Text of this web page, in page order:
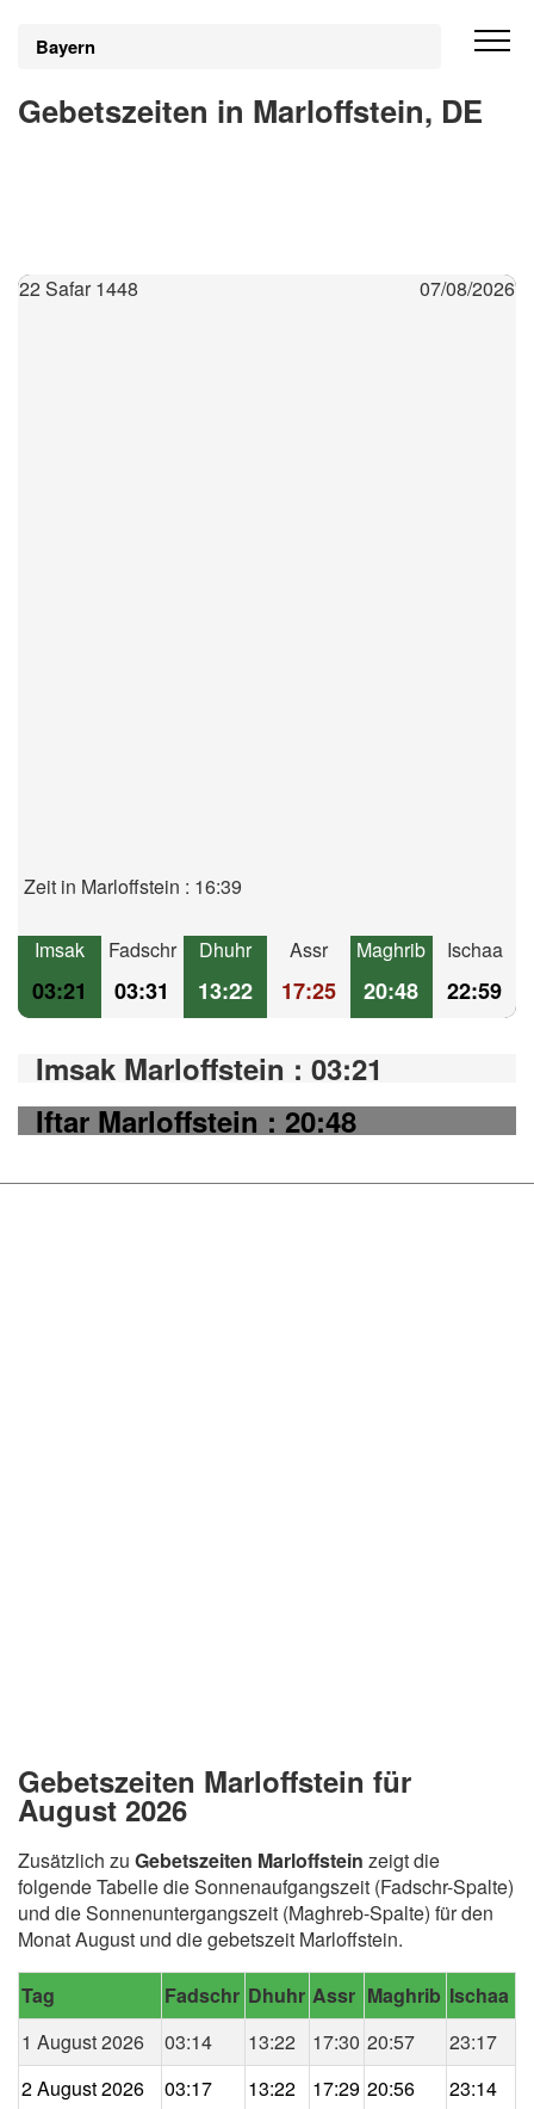
Bayern
Gebetszeiten in Marloffstein, DE
22 Safar 1448 07/08/2026
Zeit in Marloffstein : 16:39
Imsak
03:21
Fadschr
03:31
Dhuhr
13:22
Assr
17:25
Maghrib
20:48
Ischaa
22:59
Imsak Marloffstein : 03:21
Iftar Marloffstein : 20:48
Gebetszeiten Marloffstein für
August 2026
Zusätzlich zu Gebetszeiten Marloffstein zeigt die
folgende Tabelle die Sonnenaufgangszeit (Fadschr-Spalte)
und die Sonnenuntergangszeit (Maghreb-Spalte) für den
Monat August und die gebetszeit Marloffstein.
Tag Fadschr Dhuhr Assr Maghrib Ischaa
1 August 2026
03:14 13:22 17:30 20:57
23:17
2 August 2026
03:17 13:22 17:29 20:56
23:14